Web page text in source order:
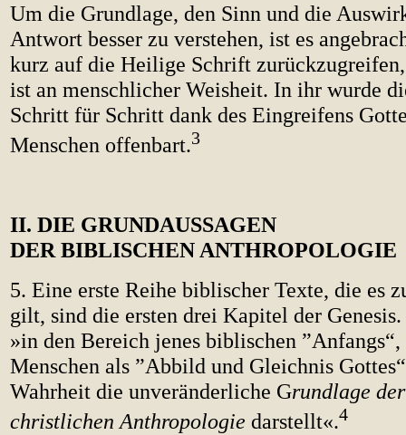
Um die Grundlage, den Sinn und die
Antwort besser zu verstehen, ist es
kurz auf die Heilige Schrift
ist an menschlicher Weisheit. In ihr wurde
Schritt für Schritt dank des Eingreifens
Menschen offenbart.3
II. DIE GRUNDAUSSAGEN
DER BIBLISCHEN ANTHROPOLOGIE
5. Eine erste Reihe biblischer Texte, die es
gilt, sind die ersten drei Kapitel der
»in den Bereich jenes biblischen
Menschen als ”Abbild und Gleichnis
Wahrheit die unveränderliche Grundlage
christlichen Anthropologie darstellt«.4